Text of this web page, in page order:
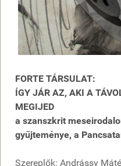
FORTE TÁRSULAT:
ÍGY JÁR AZ, AKI A
MEGIJED
a szanszkrit
gyűjteménye, a
Szereplők: Andrássy